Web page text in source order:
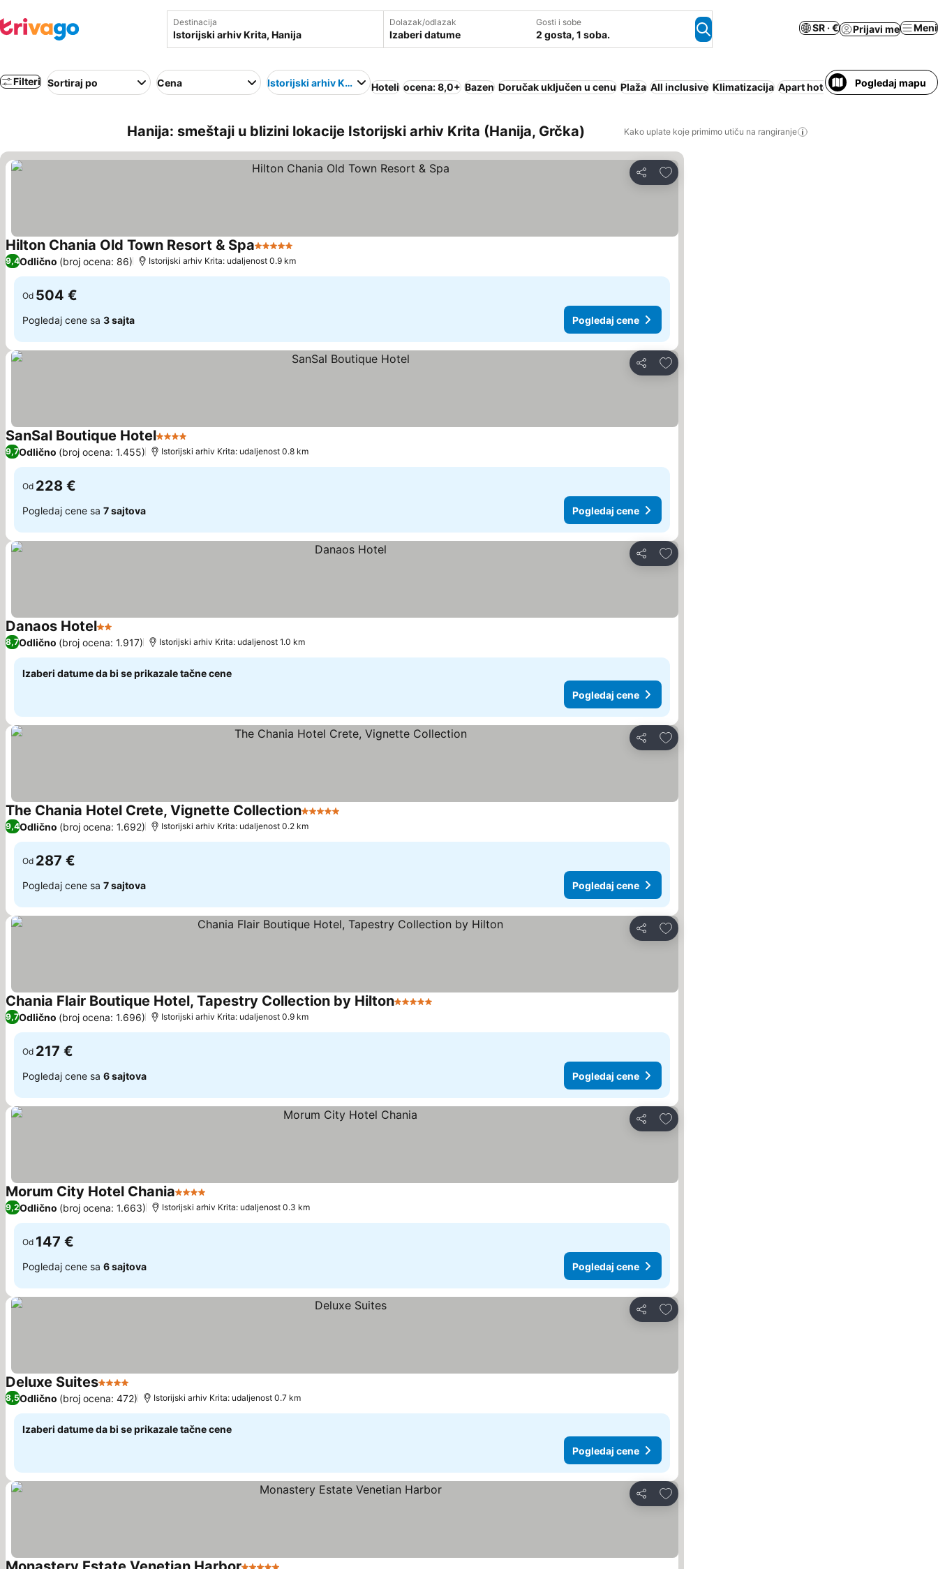
Destinacija Dolazak/odlazak
Izaberi datume
Gosti i sobe
2 gosta, 1 soba.
SR · € Prijavi me Meni
Filteri Sortiraj po Cena Istorijski arhiv Krita Hoteli ocena: 8,0+ Bazen Doručak uključen u cenu Plaža All inclusive Klimatizacija Apart hotel Odmaralište
Pogledaj mapu
Hanija: smeštaji u blizini lokacije Istorijski arhiv Krita (Hanija, Grčka) Kako uplate koje primimo utiču na rangiranje
Deli
Dodati u favorite
Hilton Chania Old Town Resort & Spa5 Zvezdice
9,4Odlično (broj ocena: 86) Istorijski arhiv Krita: udaljenost 0.9 km
Od 504 €
Pogledaj cene sa 3 sajta Pogledaj cene
Deli
Dodati u favorite
SanSal Boutique Hotel4 Zvezdice
9,7Odlično (broj ocena: 1.455) Istorijski arhiv Krita: udaljenost 0.8 km
Od 228 €
Pogledaj cene sa 7 sajtova Pogledaj cene
Deli
Dodati u favorite
Danaos Hotel2 Zvezdice
Pogledaj cene
8,7Odlično (broj ocena: 1.917) Istorijski arhiv Krita: udaljenost 1.0 km
Izaberi datume da bi se prikazale tačne cene
Pogledaj cene
Deli
Dodati u favorite
The Chania Hotel Crete, Vignette Collection5 Zvezdice
9,4Odlično (broj ocena: 1.692) Istorijski arhiv Krita: udaljenost 0.2 km
Od 287 €
Pogledaj cene sa 7 sajtova Pogledaj cene
Deli
Dodati u favorite
Chania Flair Boutique Hotel, Tapestry Collection by Hilton5 Zvezdice
9,7Odlično (broj ocena: 1.696) Istorijski arhiv Krita: udaljenost 0.9 km
Od 217 €
Pogledaj cene sa 6 sajtova Pogledaj cene
Deli
Dodati u favorite
Morum City Hotel Chania4 Zvezdice
9,2Odlično (broj ocena: 1.663) Istorijski arhiv Krita: udaljenost 0.3 km
Od 147 €
Pogledaj cene sa 6 sajtova Pogledaj cene
Deli
Dodati u favorite
Deluxe Suites4 ZvezdicePogledaj cene
8,5Odlično (broj ocena: 472) Istorijski arhiv Krita: udaljenost 0.7 km
Izaberi datume da bi se prikazale tačne cene
Pogledaj cene
Deli
Dodati u favorite